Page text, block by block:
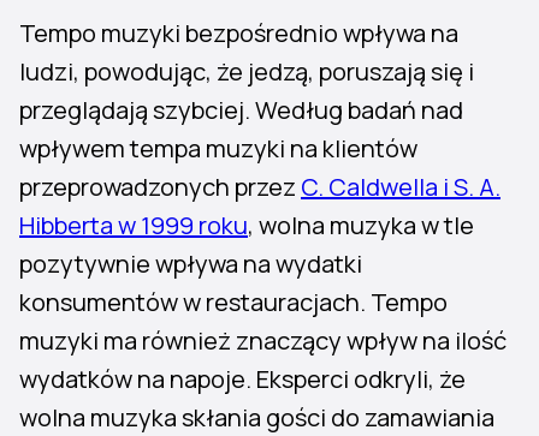
Tempo muzyki bezpośrednio wpływa na
ludzi, powodując, że jedzą, poruszają się i
przeglądają szybciej. Według badań nad
wpływem tempa muzyki na klientów
przeprowadzonych przez C. Caldwella i S. A.
Hibberta w 1999 roku, wolna muzyka w tle
pozytywnie wpływa na wydatki
konsumentów w restauracjach. Tempo
muzyki ma również znaczący wpływ na ilość
wydatków na napoje. Eksperci odkryli, że
wolna muzyka skłania gości do zamawiania